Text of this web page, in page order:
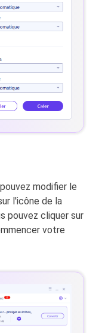
modifier le
l'icône de la
pouvez cliquer sur
votre